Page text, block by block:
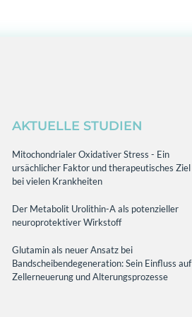
AKTUELLE STUDIEN
Mitochondrialer Oxidativer Stress - Ein
ursächlicher Faktor und therapeutisches Ziel
bei vielen Krankheiten
Der Metabolit Urolithin-A als potenzieller
neuroprotektiver Wirkstoff
Glutamin als neuer Ansatz bei
Bandscheibendegeneration: Sein Einfluss auf
Zellerneuerung und Alterungsprozesse